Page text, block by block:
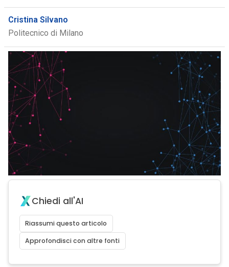
Cristina Silvano
Politecnico di Milano
Chiedi all'AI
Riassumi questo articolo
Approfondisci con altre fonti